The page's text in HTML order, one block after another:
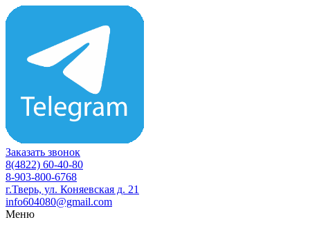
Заказать звонок
8(4822) 60-40-80
8-903-800-6768
г.Тверь, ул. Коняевская д. 21
info604080@gmail.com
Меню